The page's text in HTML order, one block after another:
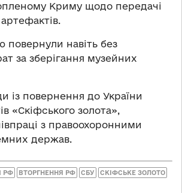
Криму щодо передачі
повернули навіть без
за зберігання музейних
із повернення до України
«Скіфського золота»,
з правоохоронними
держав.
РФ ВТОРГНЕННЯ РФ СБУ СКІФСЬКЕ ЗОЛОТО